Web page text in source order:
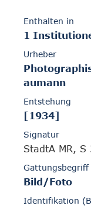
Enthalten in
1
Urheber
aumann
Entstehung
[1934]
Signatur
StadtA MR,
Gattungsbegriff
Bild/Foto
Identifikation